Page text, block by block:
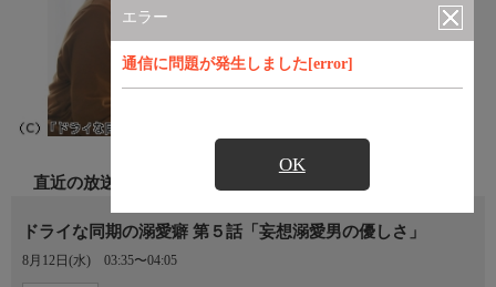
エラー
通信に問題が発生しました[error]
OK
直近の放送
ドライな同期の溺愛癖 第５話「妄想溺愛男の優しさ」
8月12日(水) 03:35〜04:05